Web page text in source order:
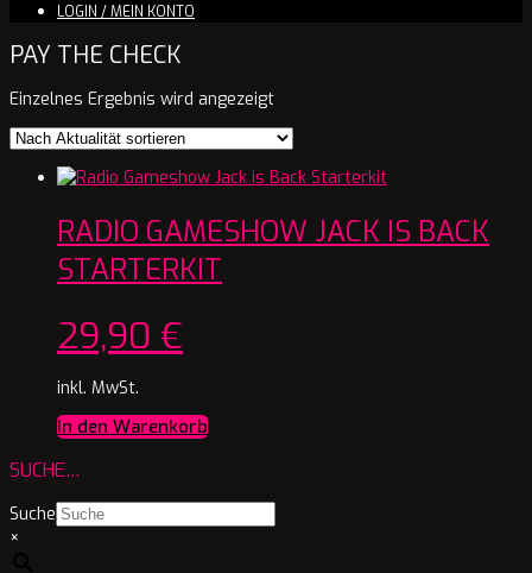
LOGIN / MEIN KONTO
PAY THE CHECK
Einzelnes Ergebnis wird angezeigt
RADIO GAMESHOW JACK IS BACK
STARTERKIT
29,90 €
inkl. MwSt.
In den Warenkorb
SUCHE…
Suche
×